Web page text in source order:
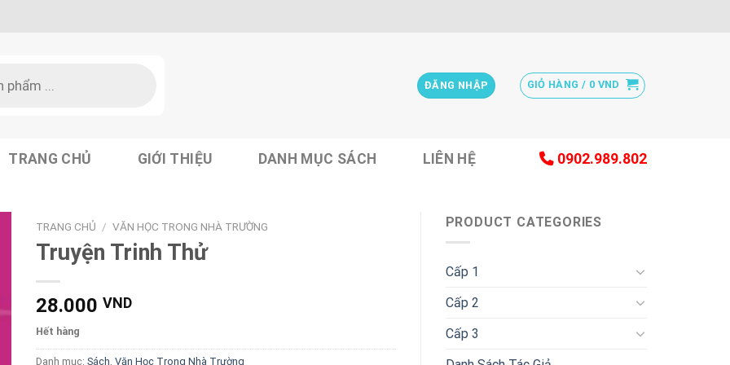
ĐĂNG NHẬP GIỎ HÀNG / 0 VND
TRANG CHỦ GIỚI THIỆU DANH MỤC SÁCH LIÊN HỆ 0902.989.802
TRANG CHỦ / VĂN HỌC TRONG NHÀ TRƯỜNG
Truyện Trinh Thử
28.000 VND
Hết hàng
Danh mục: Sách Văn Học Trong Nhà Trường
PRODUCT CATEGORIES
Cấp 1
Cấp 2
Cấp 3